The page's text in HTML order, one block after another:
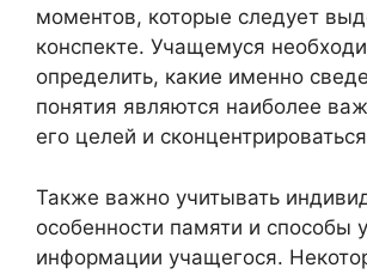
моментов, которые следует
конспекте. Учащемуся
определить, какие именно
понятия являются наиболее
его целей и
Также важно учитывать
особенности памяти и способы
информации учащегося.